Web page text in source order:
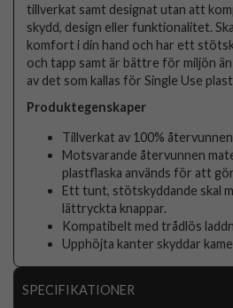
tillverkat samt designat utan att
skydd, design eller funktionalitet.
komfort i din hand och har ett
och tapp samt är bättre för miljön
av det som kallas för Single Use
Produktegenskaper
Tillverkat av 100%
Motsvarande återvunnen
plastflaska används för att
Ett tunt, stötskyddande skal
lättryckta knappar.
Kompatibelt med trådlös
Upphöjta kanter skyddar
SPECIFIKATIONER